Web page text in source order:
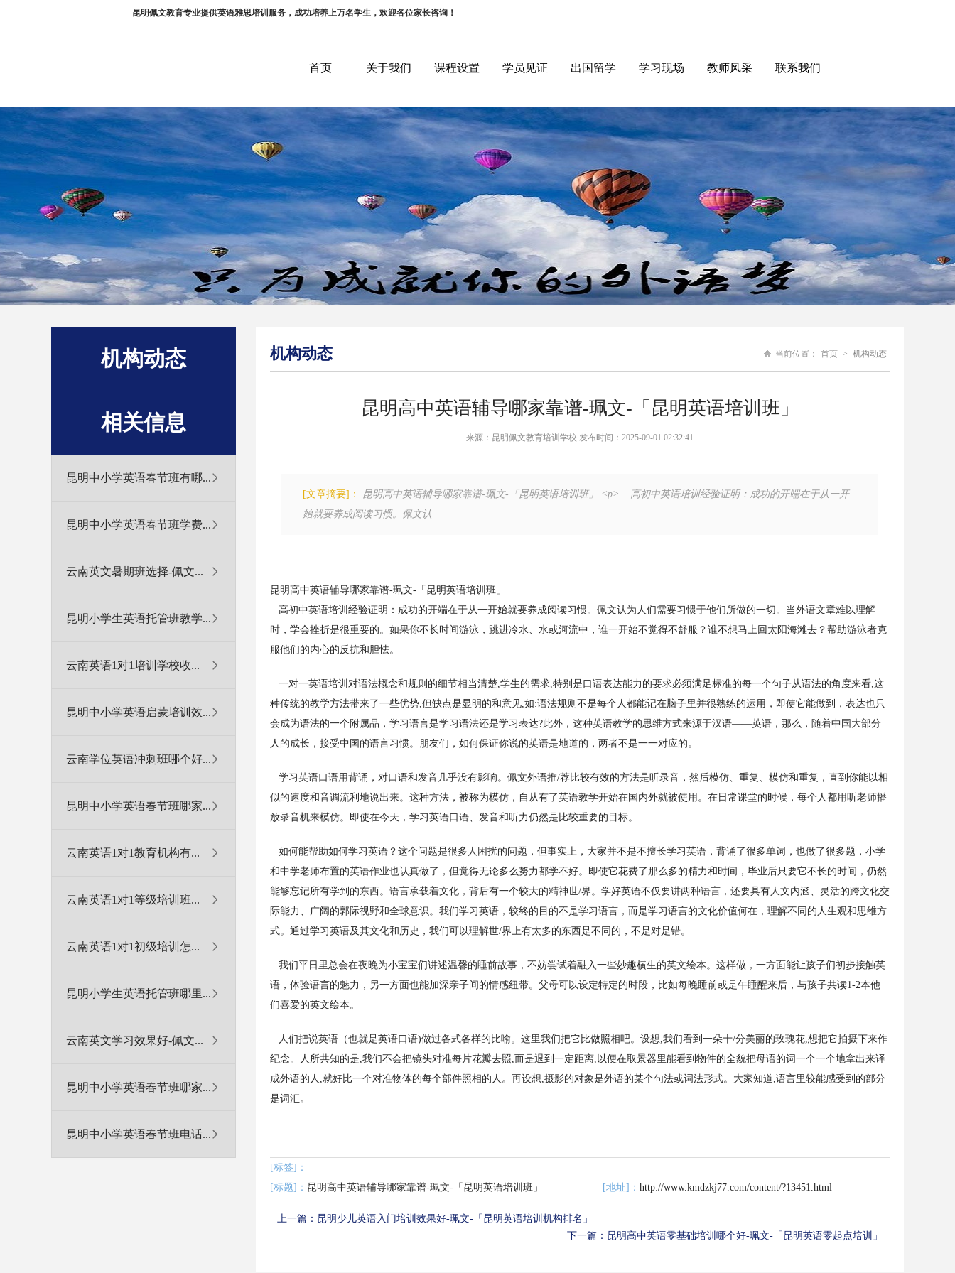
昆明佩文教育专业提供英语雅思培训服务，成功培养上万名学生，欢迎各位家长咨询！
首页 关于我们 课程设置 学员见证 出国留学 学习现场 教师风采 联系我们
机构动态
相关信息
昆明中小学英语春节班有哪...
昆明中小学英语春节班学费...
云南英文暑期班选择-佩文...
昆明小学生英语托管班教学...
云南英语1对1培训学校收...
昆明中小学英语启蒙培训效...
云南学位英语冲刺班哪个好...
昆明中小学英语春节班哪家...
云南英语1对1教育机构有...
云南英语1对1等级培训班...
云南英语1对1初级培训怎...
昆明小学生英语托管班哪里...
云南英文学习效果好-佩文...
昆明中小学英语春节班哪家...
昆明中小学英语春节班电话...
机构动态 当前位置： 首页 > 机构动态
昆明高中英语辅导哪家靠谱-珮文-「昆明英语培训班」
来源：昆明佩文教育培训学校 发布时间：2025-09-01 02:32:41
[文章摘要]：
昆明高中英语辅导哪家靠谱-珮文-「昆明英语培训班」 <p> 高初中英语培训经验证明：成功的开端在于从一开
始就要养成阅读习惯。佩文认
昆明高中英语辅导哪家靠谱-珮文-「昆明英语培训班」
高初中英语培训经验证明：成功的开端在于从一开始就要养成阅读习惯。佩文认为人们需要习惯于他们所做的一切。当外语文章难以理解
时，学会挫折是很重要的。如果你不长时间游泳，跳进冷水、水或河流中，谁一开始不觉得不舒服？谁不想马上回太阳海滩去？帮助游泳者克
服他们的内心的反抗和胆怯。
一对一英语培训对语法概念和规则的细节相当清楚,学生的需求,特别是口语表达能力的要求必须满足标准的每一个句子从语法的角度来看,这
种传统的教学方法带来了一些优势,但缺点是显明的和意见,如:语法规则不是每个人都能记在脑子里并很熟练的运用，即使它能做到，表达也只
会成为语法的一个附属品，学习语言是学习语法还是学习表达?此外，这种英语教学的思维方式来源于汉语——英语，那么，随着中国大部分
人的成长，接受中国的语言习惯。朋友们，如何保证你说的英语是地道的，两者不是一一对应的。
学习英语口语用背诵，对口语和发音几乎没有影响。佩文外语推/荐比较有效的方法是听录音，然后模仿、重复、模仿和重复，直到你能以相
似的速度和音调流利地说出来。这种方法，被称为模仿，自从有了英语教学开始在国内外就被使用。在日常课堂的时候，每个人都用听老师播
放录音机来模仿。即使在今天，学习英语口语、发音和听力仍然是比较重要的目标。
如何能帮助如何学习英语？这个问题是很多人困扰的问题，但事实上，大家并不是不擅长学习英语，背诵了很多单词，也做了很多题，小学
和中学老师布置的英语作业也认真做了，但觉得无论多么努力都学不好。即使它花费了那么多的精力和时间，毕业后只要它不长的时间，仍然
能够忘记所有学到的东西。语言承载着文化，背后有一个较大的精神世/界。学好英语不仅要讲两种语言，还要具有人文内涵、灵活的跨文化交
际能力、广阔的郭际视野和全球意识。我们学习英语，较终的目的不是学习语言，而是学习语言的文化价值何在，理解不同的人生观和思维方
式。通过学习英语及其文化和历史，我们可以理解世/界上有太多的东西是不同的，不是对是错。
我们平日里总会在夜晚为小宝宝们讲述温馨的睡前故事，不妨尝试着融入一些妙趣横生的英文绘本。这样做，一方面能让孩子们初步接触英
语，体验语言的魅力，另一方面也能加深亲子间的情感纽带。父母可以设定特定的时段，比如每晚睡前或是午睡醒来后，与孩子共读1-2本他
们喜爱的英文绘本。
人们把说英语（也就是英语口语)做过各式各样的比喻。这里我们把它比做照相吧。设想,我们看到一朵十/分美丽的玫瑰花,想把它拍摄下来作
纪念。人所共知的是,我们不会把镜头对准每片花瓣去照,而是退到一定距离,以便在取景器里能看到物件的全貌把母语的词一个一个地拿出来译
成外语的人,就好比一个对准物体的每个部件照相的人。再设想,摄影的对象是外语的某个句法或词法形式。大家知道,语言里较能感受到的部分
是词汇。
[标签]：
[标题]： 昆明高中英语辅导哪家靠谱-珮文-「昆明英语培训班」 [地址]： http://www.kmdzkj77.com/content/?13451.html
上一篇： 昆明少儿英语入门培训效果好-珮文-「昆明英语培训机构排名」
下一篇： 昆明高中英语零基础培训哪个好-珮文-「昆明英语零起点培训」